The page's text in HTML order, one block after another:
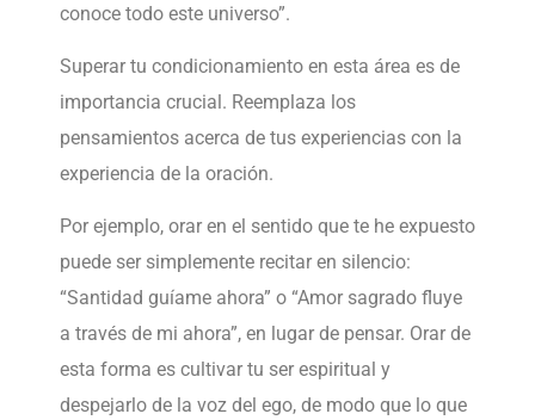
conoce todo este universo”.
Superar tu condicionamiento en esta área es de
importancia crucial. Reemplaza los
pensamientos acerca de tus experiencias con la
experiencia de la oración.
Por ejemplo, orar en el sentido que te he expuesto
puede ser simplemente recitar en silencio:
“Santidad guíame ahora” o “Amor sagrado fluye
a través de mi ahora”, en lugar de pensar. Orar de
esta forma es cultivar tu ser espiritual y
despejarlo de la voz del ego, de modo que lo que